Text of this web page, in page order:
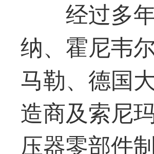
经过多
纳、霍尼韦
马勒、德国
造商及索尼
压器零部件制